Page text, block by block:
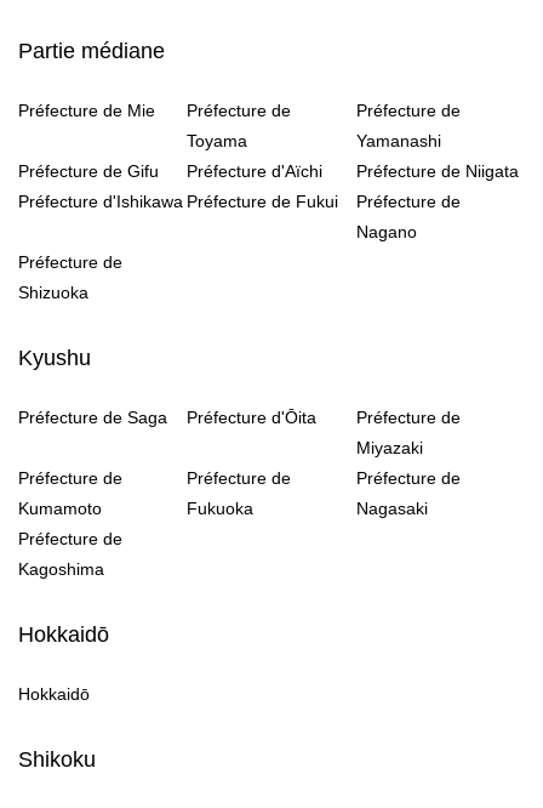
Partie médiane
Préfecture de Mie
Préfecture de
Toyama
Préfecture de
Yamanashi
Préfecture de Gifu
Préfecture d'Aïchi
Préfecture de Niigata
Préfecture d'Ishikawa Préfecture de Fukui
Préfecture de
Nagano
Préfecture de
Shizuoka
Kyushu
Préfecture de Saga Préfecture d'Ōita
Préfecture de
Miyazaki
Préfecture de
Kumamoto
Préfecture de
Fukuoka
Préfecture de
Nagasaki
Préfecture de
Kagoshima
Hokkaidō
Hokkaidō
Shikoku